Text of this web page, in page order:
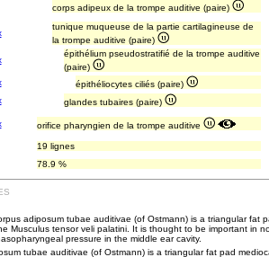
corps adipeux de la trompe auditive (paire)
tunique muqueuse de la partie cartilagineuse de
la trompe auditive (paire)
épithélium pseudostratifié de la trompe auditive
(paire)
épithéliocytes ciliés (paire)
glandes tubaires (paire)
orifice pharyngien de la trompe auditive
19 lignes
78.9 %
adiposum tubae auditivae (of Ostmann) is a triangular fat
Musculus tensor veli palatini. It is thought to be important in
pressure in the middle ear cavity.
tubae auditivae (of Ostmann) is a triangular fat pad